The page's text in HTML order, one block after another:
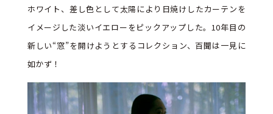
ホワイト、差し色として太陽により日焼けしたカーテンを
イメージした淡いイエローをピックアップした。10年目の
新しい“窓”を開けようとするコレクション、百聞は一見に
如かず！